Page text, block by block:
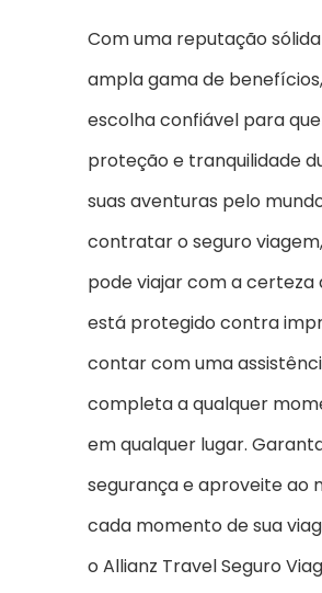
Com uma reputação
ampla gama de
escolha confiável para
proteção e tranquilidade
suas aventuras pelo
contratar o seguro
pode viajar com a certeza
está protegido contra
contar com uma
completa a qualquer
em qualquer lugar.
segurança e aproveite ao
cada momento de sua
o Allianz Travel Seguro